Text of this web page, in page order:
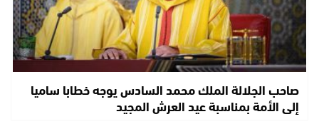
صاحب الجلالة الملك محمد السادس يوجه خطابا ساميا
إلى الأمة بمناسبة عيد العرش المجيد